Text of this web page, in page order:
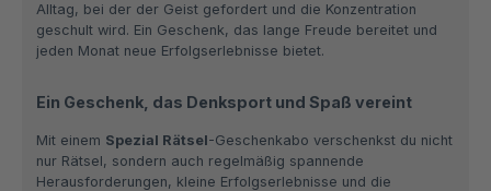
Alltag, bei der der Geist gefordert und die Konzentration
geschult wird. Ein Geschenk, das lange Freude bereitet und
jeden Monat neue Erfolgserlebnisse bietet.
Ein Geschenk, das Denksport und Spaß vereint
Mit einem Spezial Rätsel-Geschenkabo verschenkst du nicht
nur Rätsel, sondern auch regelmäßig spannende
Herausforderungen, kleine Erfolgserlebnisse und die